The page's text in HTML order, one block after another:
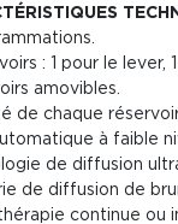
: 1 pour le lever,
amovibles.
de chaque
à faible
de diffusion
de diffusion de
continue ou